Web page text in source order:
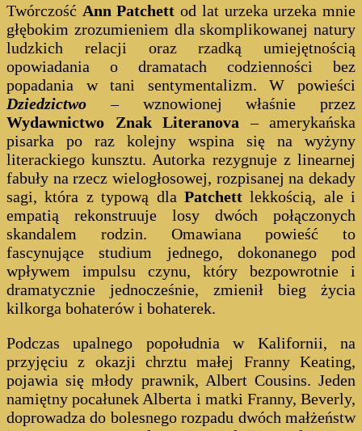
Twórczość Ann Patchett od lat urzeka urzeka mnie
głębokim zrozumieniem dla skomplikowanej natury
ludzkich relacji oraz rzadką umiejętnością
opowiadania o dramatach codzienności bez
popadania w tani sentymentalizm. W powieści
Dziedzictwo – wznowionej właśnie przez
Wydawnictwo Znak Literanova – amerykańska
pisarka po raz kolejny wspina się na wyżyny
literackiego kunsztu. Autorka rezygnuje z linearnej
fabuły na rzecz wielogłosowej, rozpisanej na dekady
sagi, która z typową dla Patchettlekkością, ale i
empatią rekonstruuje losy dwóch połączonych
skandalem rodzin. Omawiana powieść to
fascynujące studium jednego, dokonanego pod
wpływem impulsu czynu, który bezpowrotnie i
dramatycznie jednocześnie, zmienił bieg życia
kilkorga bohaterów i bohaterek.
Podczas upalnego popołudnia w Kalifornii, na
przyjęciu z okazji chrztu małej Franny Keating,
pojawia się młody prawnik, Albert Cousins. Jeden
namiętny pocałunek Alberta i matki Franny, Beverly,
doprowadza do bolesnego rozpadu dwóch małżeństw